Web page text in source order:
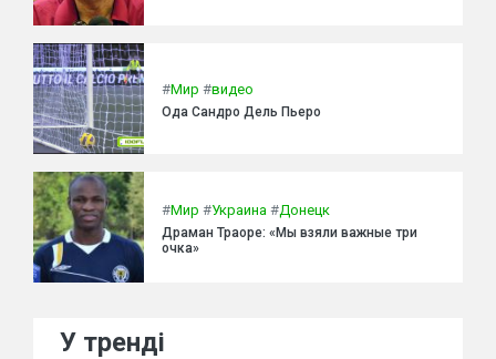
#Мир #видео
Ода Сандро Дель Пьеро
#Мир #Украина #Донецк
Драман Траоре: «Мы взяли важные три
очка»
У тренді